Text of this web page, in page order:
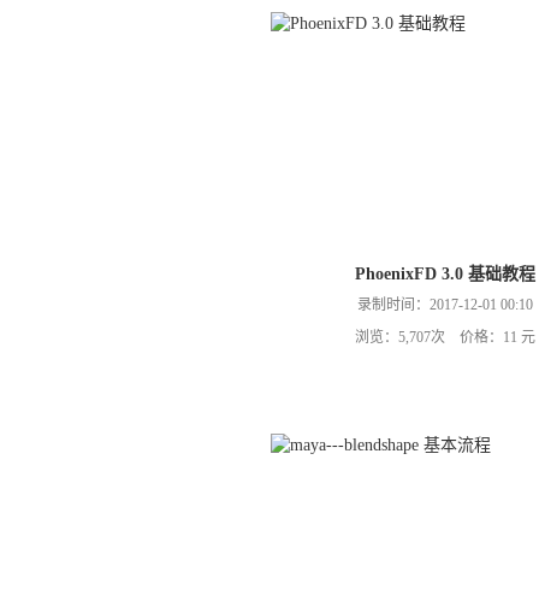
PhoenixFD 3.0 基础教程
录制时间：2017-12-01 00:10
浏览：5,707次 价格：11 元